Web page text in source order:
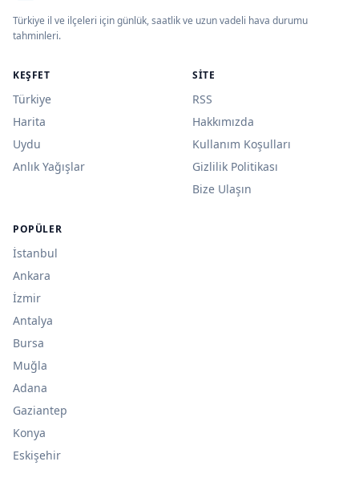
Türkiye il ve ilçeleri için günlük, saatlik ve uzun vadeli hava durumu
tahminleri.
KEŞFET
Türkiye
Harita
Uydu
Anlık Yağışlar
SITE
RSS
Hakkımızda
Kullanım Koşulları
Gizlilik Politikası
Bize Ulaşın
POPÜLER
İstanbul
Ankara
İzmir
Antalya
Bursa
Muğla
Adana
Gaziantep
Konya
Eskişehir